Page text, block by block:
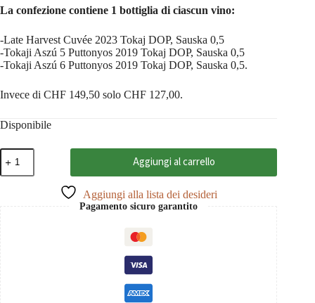
La confezione contiene 1 bottiglia di ciascun vino:
-Late Harvest Cuvée 2023 Tokaj DOP, Sauska 0,5
-Tokaji Aszú 5 Puttonyos 2019 Tokaj DOP, Sauska 0,5
-Tokaji Aszú 6 Puttonyos 2019 Tokaj DOP, Sauska 0,5.
Invece di CHF 149,50 solo CHF 127,00.
Disponibile
Pacchetto
degustazione
Tokaj
Aggiungi al carrello
Aggiungi alla lista dei desideri
Pagamento sicuro garantito